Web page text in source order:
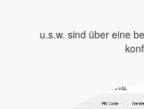
u.s.w. sind über eine